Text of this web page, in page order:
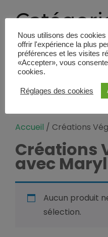
Maryline
Accueil / Créations
Créations
avec
Aucun produit
sélection.
Nous utilisons des
offrir l'expérience la plus
préférences et les visites
«Accepter», vous
cookies.
Réglages des cookies